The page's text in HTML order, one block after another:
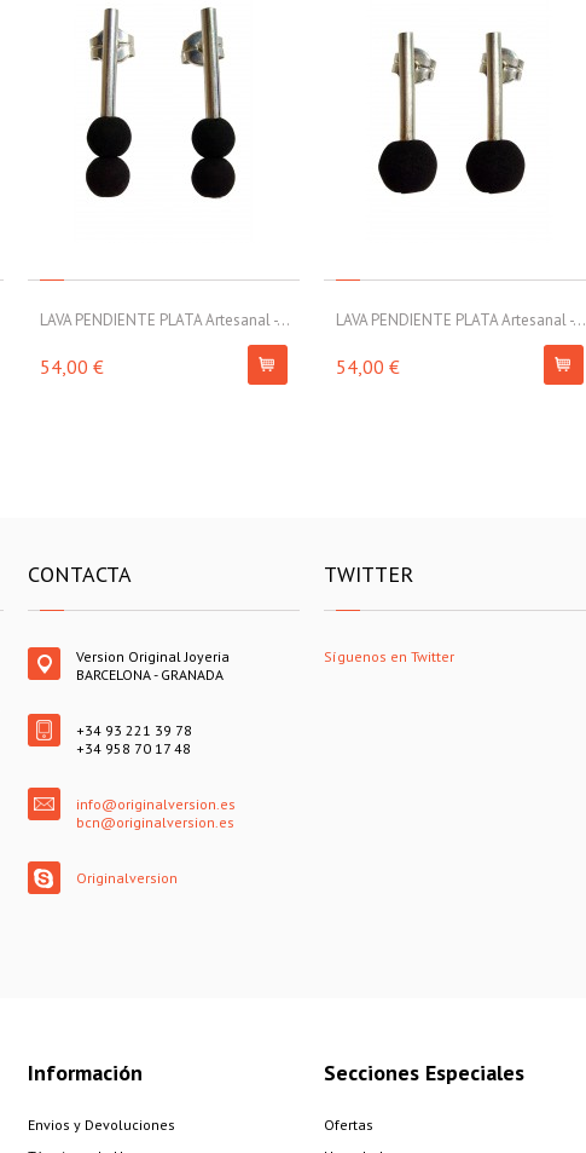
LAVA PENDIENTE PLATA Artesanal -...
54,00 €
LAVA PENDIENTE PLATA Artesanal -...
54,00 €
CONTACTA
Version Original Joyeria
BARCELONA - GRANADA
+34 93 221 39 78
+34 958 70 17 48
info@originalversion.es
bcn@originalversion.es
Originalversion
TWITTER
Síguenos en Twitter
Información
Envios y Devoluciones
Secciones Especiales
Ofertas